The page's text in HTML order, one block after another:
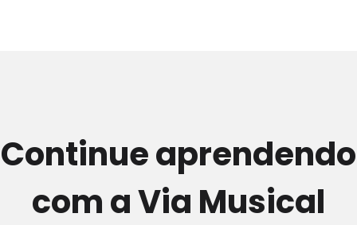
Continue aprendendo
com a Via Musical